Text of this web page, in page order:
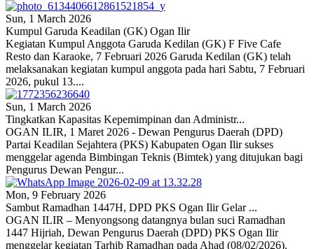
Sun, 1 March 2026
Kumpul Garuda Keadilan (GK) Ogan Ilir
Kegiatan Kumpul Anggota Garuda Kedilan (GK) F Five Cafe
Resto dan Karaoke, 7 Februari 2026 Garuda Kedilan (GK) telah
melaksanakan kegiatan kumpul anggota pada hari Sabtu, 7 Februari
2026, pukul 13....
Sun, 1 March 2026
Tingkatkan Kapasitas Kepemimpinan dan Administr...
OGAN ILIR, 1 Maret 2026 - Dewan Pengurus Daerah (DPD)
Partai Keadilan Sejahtera (PKS) Kabupaten Ogan Ilir sukses
menggelar agenda Bimbingan Teknis (Bimtek) yang ditujukan bagi
Pengurus Dewan Pengur...
Mon, 9 February 2026
Sambut Ramadhan 1447H, DPD PKS Ogan Ilir Gelar ...
OGAN ILIR – Menyongsong datangnya bulan suci Ramadhan
1447 Hijriah, Dewan Pengurus Daerah (DPD) PKS Ogan Ilir
menggelar kegiatan Tarhib Ramadhan pada Ahad (08/02/2026).